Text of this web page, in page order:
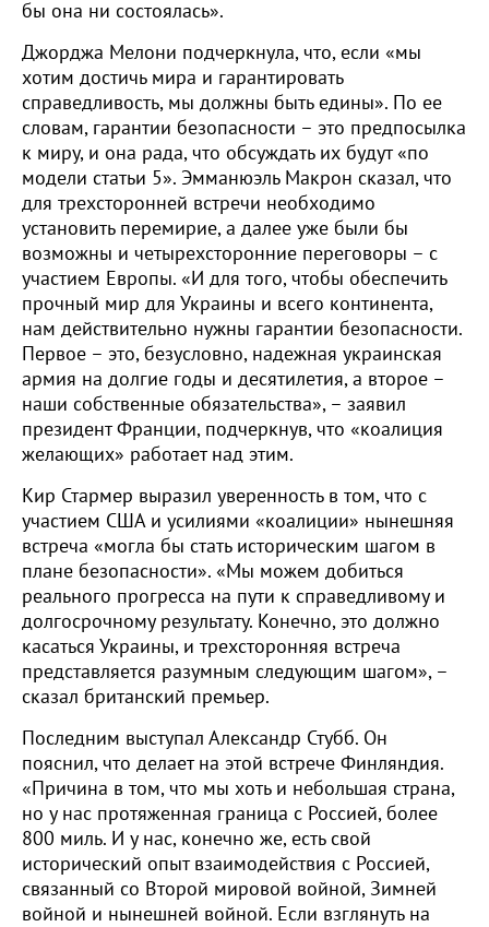
бы она ни состоялась».
Джорджа Мелони подчеркнула, что, если «мы
хотим достичь мира и гарантировать
справедливость, мы должны быть едины». По ее
словам, гарантии безопасности – это предпосылка
к миру, и она рада, что обсуждать их будут «по
модели статьи 5». Эмманюэль Макрон сказал, что
для трехсторонней встречи необходимо
установить перемирие, а далее уже были бы
возможны и четырехсторонние переговоры – с
участием Европы. «И для того, чтобы обеспечить
прочный мир для Украины и всего континента,
нам действительно нужны гарантии безопасности.
Первое – это, безусловно, надежная украинская
армия на долгие годы и десятилетия, а второе –
наши собственные обязательства», – заявил
президент Франции, подчеркнув, что «коалиция
желающих» работает над этим.
Кир Стармер выразил уверенность в том, что с
участием США и усилиями «коалиции» нынешняя
встреча «могла бы стать историческим шагом в
плане безопасности». «Мы можем добиться
реального прогресса на пути к справедливому и
долгосрочному результату. Конечно, это должно
касаться Украины, и трехсторонняя встреча
представляется разумным следующим шагом», –
сказал британский премьер.
Последним выступал Александр Стубб. Он
пояснил, что делает на этой встрече Финляндия.
«Причина в том, что мы хоть и небольшая страна,
но у нас протяженная граница с Россией, более
800 миль. И у нас, конечно же, есть свой
исторический опыт взаимодействия с Россией,
связанный со Второй мировой войной, Зимней
войной и нынешней войной. Если взглянуть на